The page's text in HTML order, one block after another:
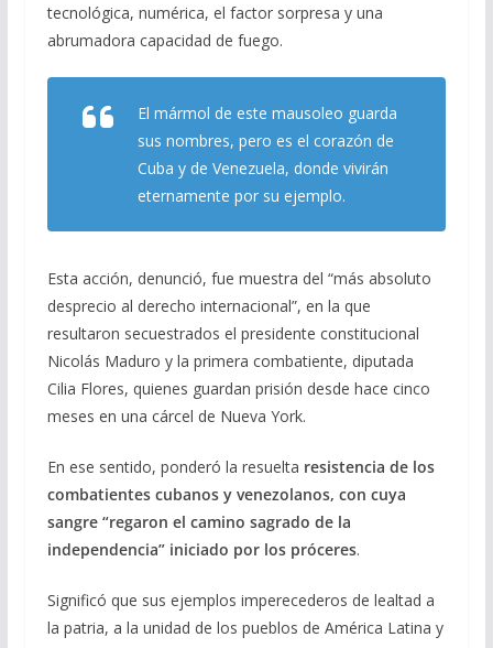
tecnológica, numérica, el factor sorpresa y una
abrumadora capacidad de fuego.
El mármol de este mausoleo guarda
sus nombres, pero es el corazón de
Cuba y de Venezuela, donde vivirán
eternamente por su ejemplo.
Esta acción, denunció, fue muestra del “más absoluto
desprecio al derecho internacional”, en la que
resultaron secuestrados el presidente constitucional
Nicolás Maduro y la primera combatiente, diputada
Cilia Flores, quienes guardan prisión desde hace cinco
meses en una cárcel de Nueva York.
En ese sentido, ponderó la resuelta resistencia de los
combatientes cubanos y venezolanos, con cuya
sangre “regaron el camino sagrado de la
independencia” iniciado por los próceres.
Significó que sus ejemplos imperecederos de lealtad a
la patria, a la unidad de los pueblos de América Latina y